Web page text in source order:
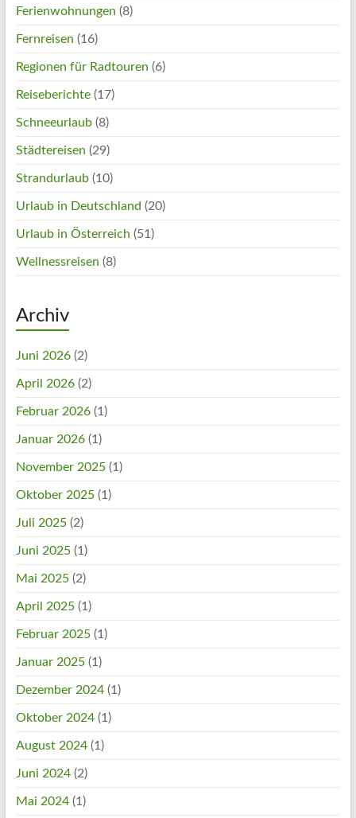
Ferienwohnungen (8)
Fernreisen (16)
Regionen für Radtouren (6)
Reiseberichte(17)
Schneeurlaub(8)
Städtereisen (29)
Strandurlaub(10)
Urlaub in Deutschland (20)
Urlaub in Österreich (51)
Wellnessreisen (8)
Archiv
Juni 2026(2)
April 2026(2)
Februar 2026(1)
Januar 2026(1)
November 2025(1)
Oktober 2025(1)
Juli 2025(2)
Juni 2025(1)
Mai 2025(2)
April 2025(1)
Februar 2025(1)
Januar 2025(1)
Dezember 2024(1)
Oktober 2024(1)
August 2024(1)
Juni 2024(2)
Mai 2024(1)